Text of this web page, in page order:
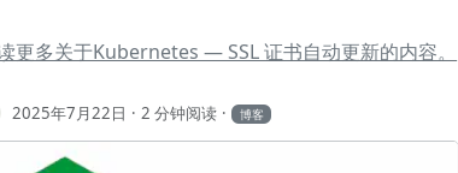
Cloudflare 账号：已将你的域名托管到
。使用 Cloudflare 做 dns-01 挑战 kubectl：
接到集群。最基本的条件，保证k8s能正常访问
：推荐用 Helm 安装 cert-manager。使用helm安
，方便干净 安装 官方推荐用 Helm，这里我使用
更多关于Kubernetes — SSL 证书自动更新的内容。
2025年7月22日 2 分钟阅读 博客